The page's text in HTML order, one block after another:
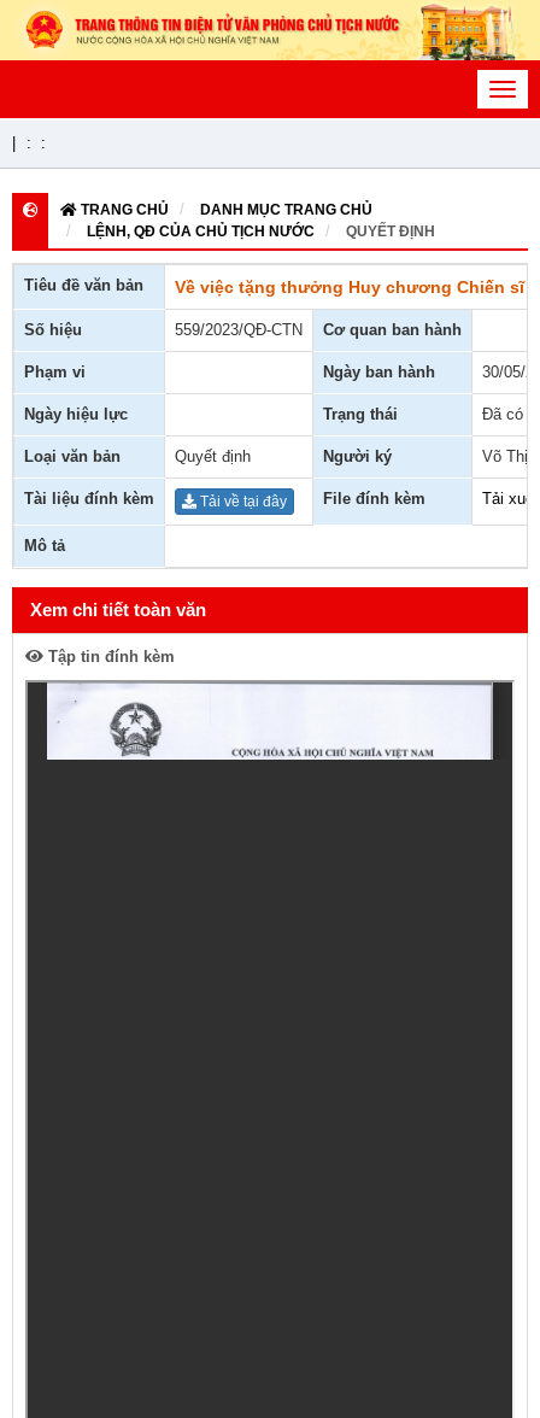
: :
TRANG CHỦ
DANH MỤC TRANG CHỦ
LỆNH, QĐ CỦA CHỦ TỊCH NƯỚC
QUYẾT ĐỊNH
Tiêu đề văn bản Về việc tặng thưởng Huy chương Chiến sĩ
Số hiệu 559/2023/QĐ-CTN Cơ quan ban hành
Phạm vi Ngày ban hành 30/05/
Ngày hiệu lực Trạng thái Đã có
Loại văn bản Quyết định Người ký Võ Thị
Tài liệu đính kèm Tải về tại đây File đính kèm Tải
Mô tả
Xem chi tiết toàn văn
Tập tin đính kèm